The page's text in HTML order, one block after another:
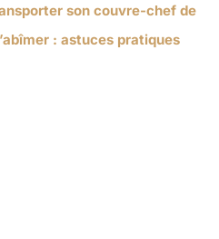
son couvre-chef de
: astuces pratiques